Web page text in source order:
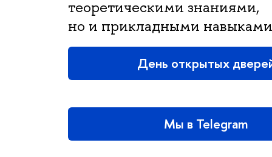
теоретическими знаниями,
но и прикладными
День открытых
Мы в Telegram